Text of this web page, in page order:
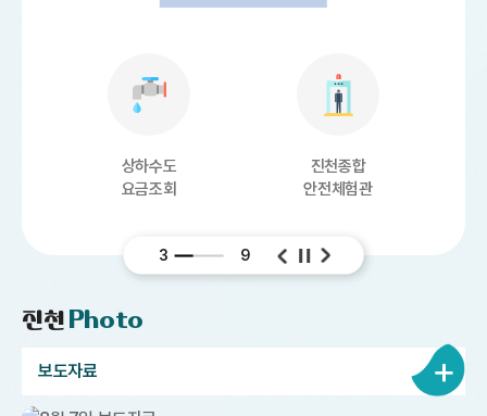
상하수도
요금조회
진천종합
안전체험관
3 9
진천 Photo
보도자료